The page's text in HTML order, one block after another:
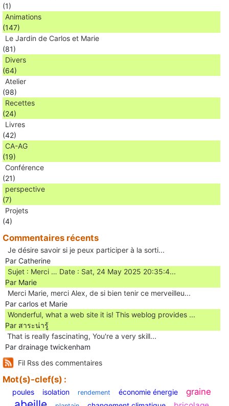
(1)
Animations
(147)
Le Jardin de Carlos et Marie
(81)
Divers
(64)
Atelier
(98)
Recettes
(24)
Livres
(42)
CA-AG
(19)
Conférence
(21)
perspective
(7)
Projets
(4)
Commentaires récents
Je désire savoir si je peux participer à la sorti...
Par Catherine
Sujet : Merci … Date : Sat, 24 May 2025 20:35:4...
Par Marie
Merci Marie, merci Alex, de si bien tenir ce merveilleu...
Par carlos et Marie
Wonderful, what a web site it is! This weblog provides ...
Par สาระน่ารู้
Ꭲhat is really fascinating, You'rе a very skill...
Par drainage twickenham
Fil Rss des commentaires
Mot(s)-clef(s) :
poules isolation rendement économie énergie graine